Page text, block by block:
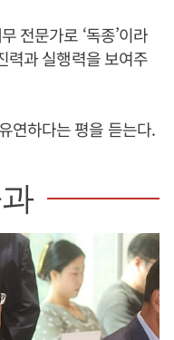
전문가로 ‘독종’이라
력과 실행력을 보여주
연하다는 평을 듣는다.